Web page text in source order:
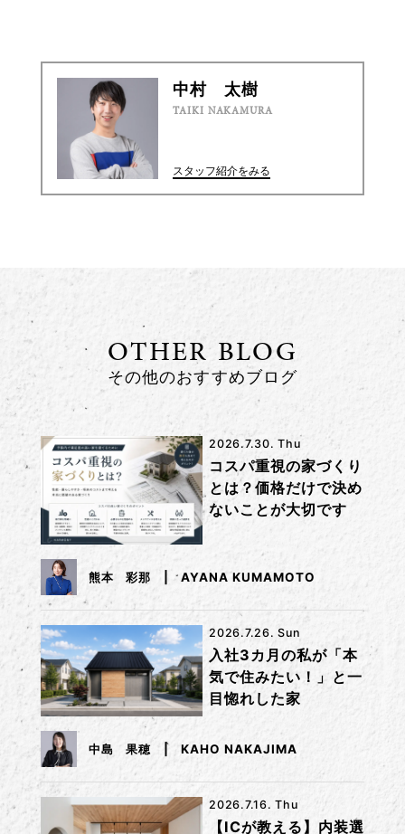
中村 太樹
TAIKI NAKAMURA
スタッフ紹介をみる
OTHER BLOG
その他のおすすめブログ
2026.7.30. Thu
コスパ重視の家づくり
とは？価格だけで決め
ないことが大切です
熊本 彩那 AYANA KUMAMOTO
2026.7.26. Sun
入社3カ月の私が「本
気で住みたい！」と一
目惚れした家
中島 果穂 KAHO NAKAJIMA
2026.7.16. Thu
【ICが教える】内装選